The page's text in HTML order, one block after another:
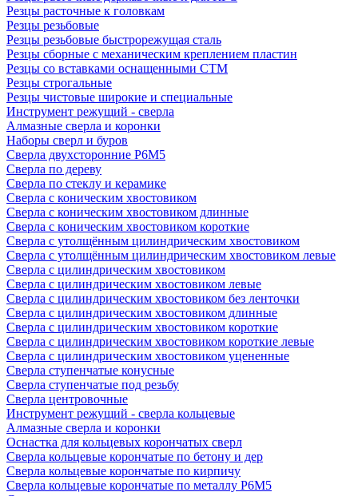
Резцы расточные к головкам
Резцы резьбовые
Резцы резьбовые быстрорежущая сталь
Резцы сборные с механическим креплением пластин
Резцы со вставками оснащенными СТМ
Резцы строгальные
Резцы чистовые широкие и специальные
Инструмент режущий - сверла
Алмазные сверла и коронки
Наборы сверл и буров
Сверла двухсторонние Р6М5
Сверла по дереву
Сверла по стеклу и керамике
Сверла с коническим хвостовиком
Сверла с коническим хвостовиком длинные
Сверла с коническим хвостовиком короткие
Сверла с утолщённым цилиндрическим хвостовиком
Сверла с утолщённым цилиндрическим хвостовиком левые
Сверла с цилиндрическим хвостовиком
Сверла с цилиндрическим хвостовиком левые
Сверла с цилиндрическим хвостовиком без ленточки
Сверла с цилиндрическим хвостовиком длинные
Сверла с цилиндрическим хвостовиком короткие
Сверла с цилиндрическим хвостовиком короткие левые
Сверла с цилиндрическим хвостовиком уцененные
Сверла ступенчатые конусные
Сверла ступенчатые под резьбу
Сверла центровочные
Инструмент режущий - сверла кольцевые
Алмазные сверла и коронки
Оснастка для кольцевых корончатых сверл
Сверла кольцевые корончатые по бетону и дер
Сверла кольцевые корончатые по кирпичу
Сверла кольцевые корончатые по металлу Р6М5